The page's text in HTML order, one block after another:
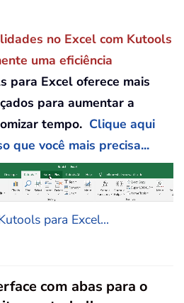
no Excel com Kutools
uma eficiência
para Excel oferece mais
para aumentar a
tempo. Clique aqui
que você mais precisa...
para Excel...
com abas para o